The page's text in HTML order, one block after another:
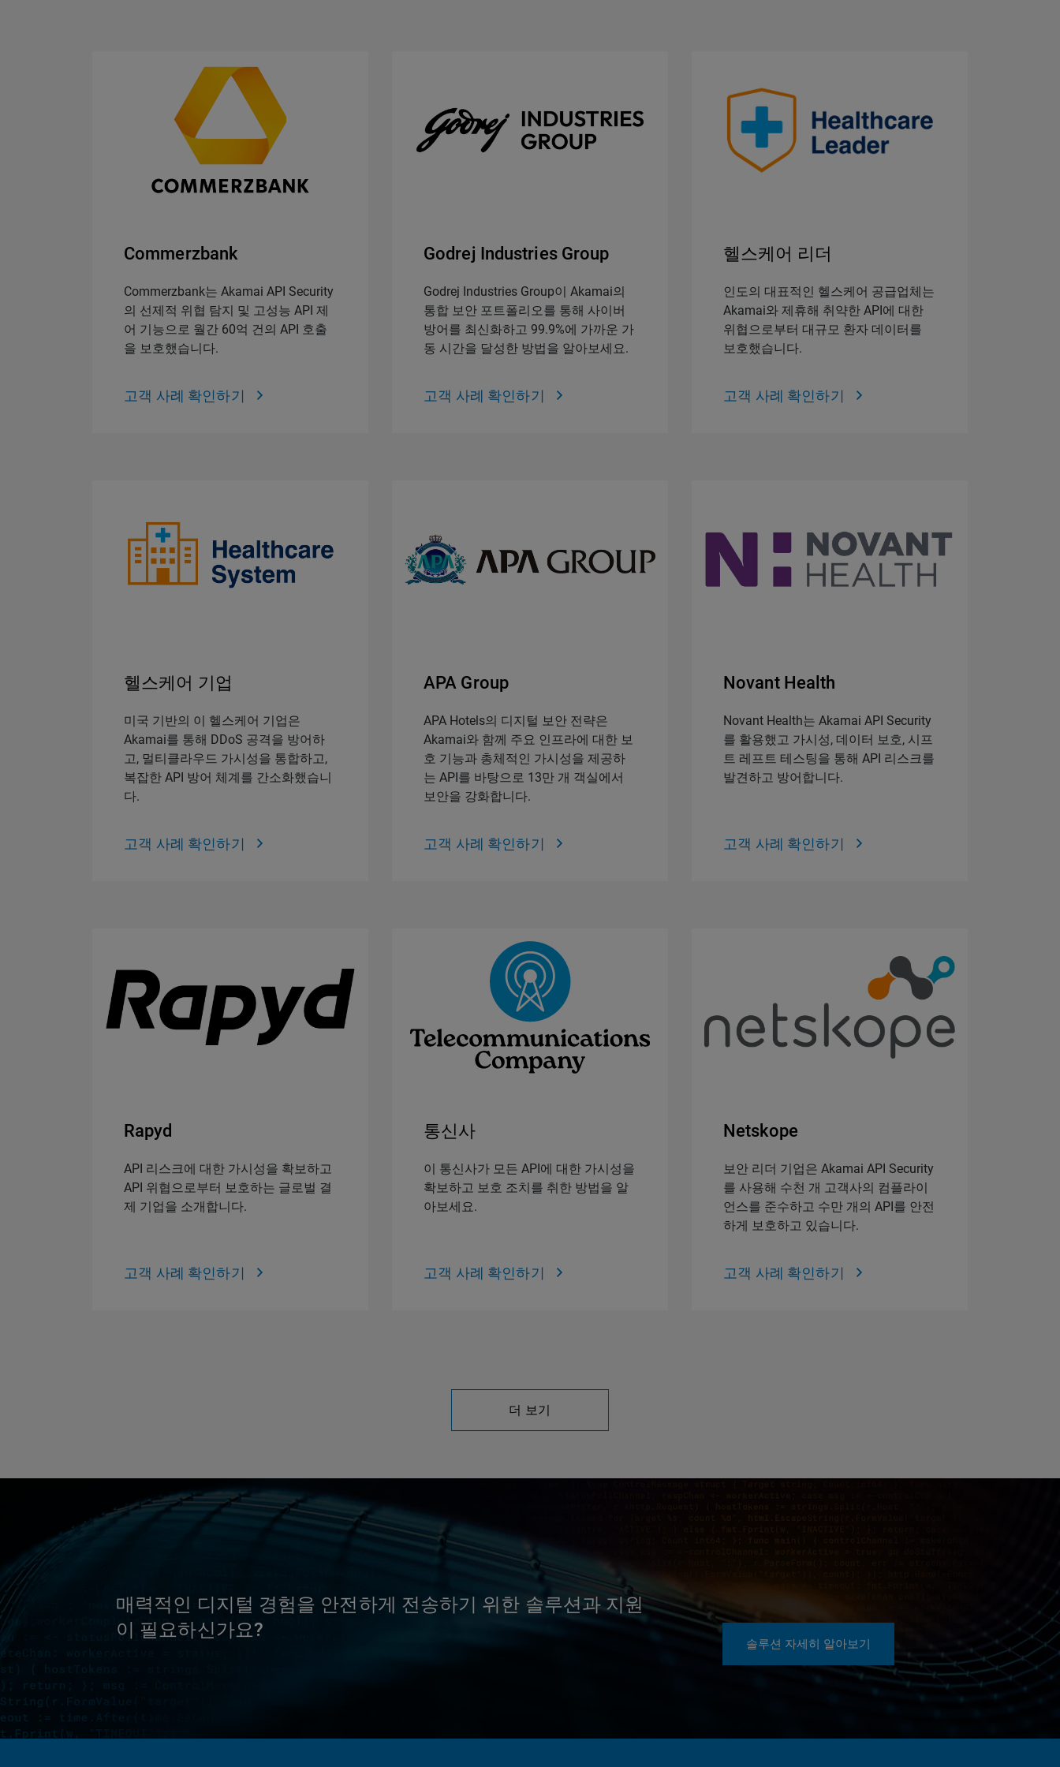
Commerzbank
Commerzbank는 Akamai API Security
의 선제적 위협 탐지 및 고성능 API 제
어 기능으로 월간 60억 건의 API 호출
을 보호했습니다.
고객 사례 확인하기
Godrej Industries Group
Godrej Industries Group이 Akamai의
통합 보안 포트폴리오를 통해 사이버
방어를 최신화하고 99.9%에 가까운 가
동 시간을 달성한 방법을 알아보세요.
고객 사례 확인하기
헬스케어 리더
인도의 대표적인 헬스케어 공급업체는
Akamai와 제휴해 취약한 API에 대한
위협으로부터 대규모 환자 데이터를
보호했습니다.
고객 사례 확인하기
헬스케어 기업
미국 기반의 이 헬스케어 기업은
Akamai를 통해 DDoS 공격을 방어하
고, 멀티클라우드 가시성을 통합하고,
복잡한 API 방어 체계를 간소화했습니
다.
고객 사례 확인하기
APA Group
APA Hotels의 디지털 보안 전략은
Akamai와 함께 주요 인프라에 대한 보
호 기능과 총체적인 가시성을 제공하
는 API를 바탕으로 13만 개 객실에서
보안을 강화합니다.
고객 사례 확인하기
Novant Health
Novant Health는 Akamai API Security
를 활용했고 가시성, 데이터 보호, 시프
트 레프트 테스팅을 통해 API 리스크를
발견하고 방어합니다.
고객 사례 확인하기
Rapyd
API 리스크에 대한 가시성을 확보하고
API 위협으로부터 보호하는 글로벌 결
제 기업을 소개합니다.
고객 사례 확인하기
통신사
이 통신사가 모든 API에 대한 가시성을
확보하고 보호 조치를 취한 방법을 알
아보세요.
고객 사례 확인하기
Netskope
보안 리더 기업은 Akamai API Security
를 사용해 수천 개 고객사의 컴플라이
언스를 준수하고 수만 개의 API를 안전
하게 보호하고 있습니다.
고객 사례 확인하기
더 보기
매력적인 디지털 경험을 안전하게 전송하기 위한 솔루션과 지원
이 필요하신가요?
솔루션 자세히 알아보기